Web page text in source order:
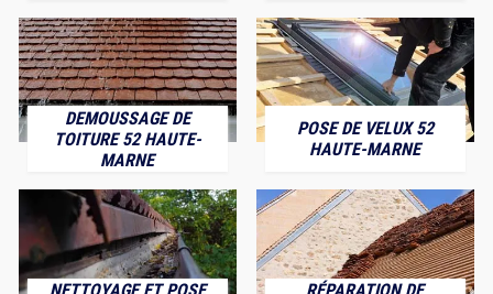
DEMOUSSAGE DE
TOITURE 52 HAUTE-
MARNE
POSE DE VELUX 52
HAUTE-MARNE